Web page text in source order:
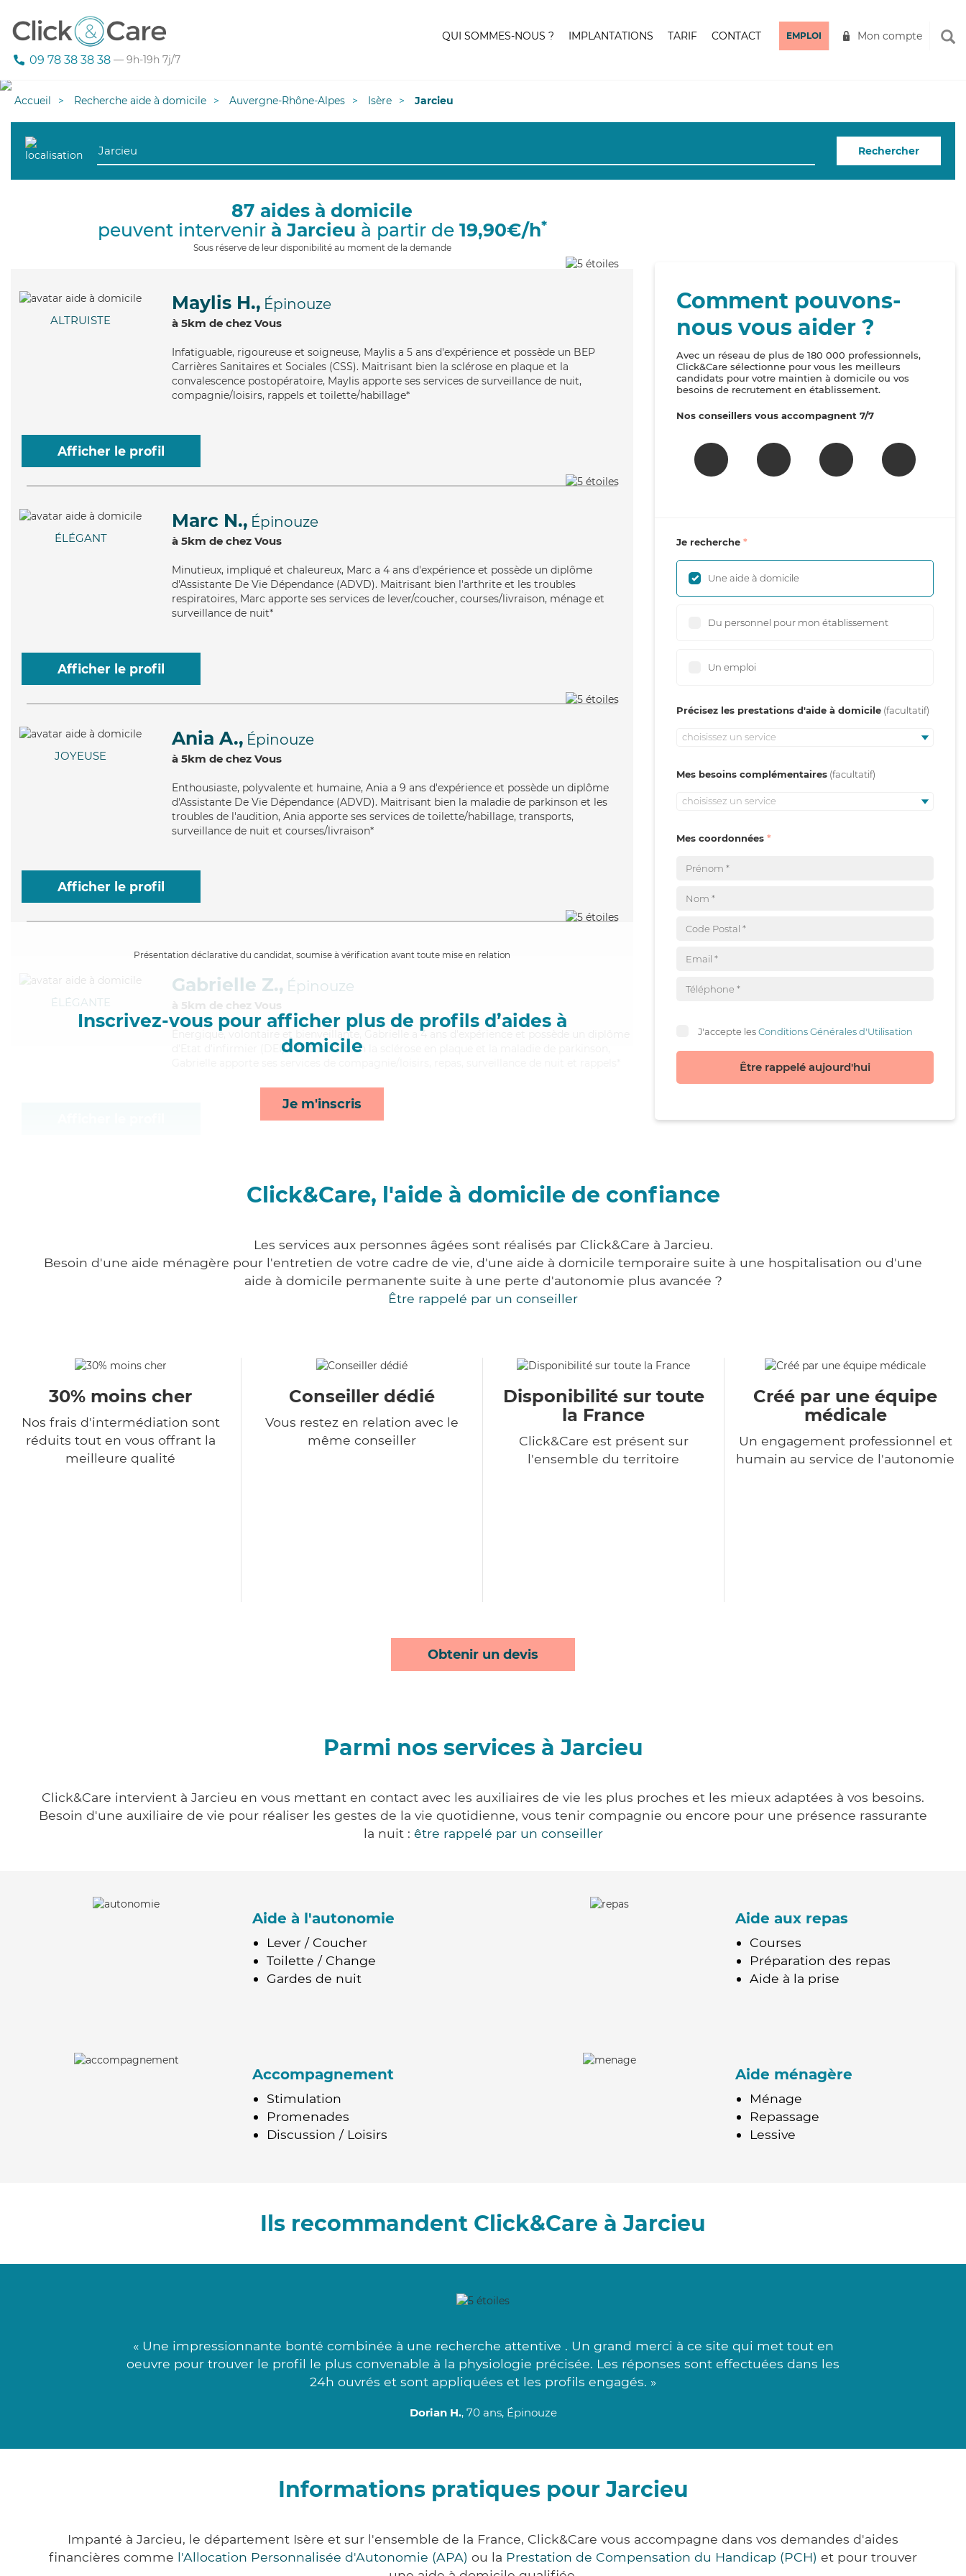
09 78 38 38 38 — 9h-19h 7j/7
QUI SOMMES-NOUS ? IMPLANTATIONS TARIF CONTACT EMPLOI Mon compte
Accueil Recherche aide à domicile Auvergne-Rhône-Alpes Isère Jarcieu
Rechercher
87 aides à domicile
peuvent intervenir à Jarcieu à partir de 19,90€/h*
Sous réserve de leur disponibilité au moment de la demande
ALTRUISTE
Maylis H., Épinouze
à 5km de chez Vous
Infatiguable, rigoureuse et soigneuse, Maylis a 5 ans d'expérience et possède un BEP
Carrières Sanitaires et Sociales (CSS). Maitrisant bien la sclérose en plaque et la
convalescence postopératoire, Maylis apporte ses services de surveillance de nuit,
compagnie/loisirs, rappels et toilette/habillage*
Afficher le profil
ÉLÉGANT
Marc N., Épinouze
à 5km de chez Vous
Minutieux, impliqué et chaleureux, Marc a 4 ans d'expérience et possède un diplôme
d'Assistante De Vie Dépendance (ADVD). Maitrisant bien l'arthrite et les troubles
respiratoires, Marc apporte ses services de lever/coucher, courses/livraison, ménage et
surveillance de nuit*
Afficher le profil
JOYEUSE
Ania A., Épinouze
à 5km de chez Vous
Enthousiaste, polyvalente et humaine, Ania a 9 ans d'expérience et possède un diplôme
d'Assistante De Vie Dépendance (ADVD). Maitrisant bien la maladie de parkinson et les
troubles de l'audition, Ania apporte ses services de toilette/habillage, transports,
surveillance de nuit et courses/livraison*
Afficher le profil
Présentation déclarative du candidat, soumise à vérification avant toute mise en relation
Inscrivez-vous pour afficher plus de profils d’aides à
domicile
Je m'inscris
ÉLÉGANTE
Gabrielle Z., Épinouze
à 5km de chez Vous
Énergique
, volontaire et bienveillante, Gabrielle a 4 ans d'expérience et possède un diplôme
d'Etat d'infirmier (DEI). Maitrisant bien la sclérose en plaque et la maladie de parkinson,
Comment pouvons-
nous vous aider ?
Avec un réseau de plus de 180 000 professionnels,
Click&Care sélectionne pour vous les meilleurs
candidats pour votre maintien à domicile ou vos
besoins de recrutement en établissement.
Nos conseillers vous accompagnent 7/7
Je recherche
Une aide à domicile
Du personnel pour mon établissement
Un emploi
Précisez les prestations d'aide à domicile
choisissez un service
Mes besoins complémentaires
choisissez un service
Mes coordonnées
J'accepte lesConditions Générales d'Utilisation
Être rappelé aujourd'hui
Click&Care, l'aide à domicile de confiance
Les services aux personnes âgées sont réalisés par Click&Care à Jarcieu.
Besoin d'une aide ménagère pour l'entretien de votre cadre de vie, d'une aide à domicile temporaire suite à une hospitalisation ou d'une
aide à domicile permanente suite à une perte d'autonomie plus avancée ?
Être rappelé par un conseiller
30% moins cher
Nos frais d'intermédiation sont
réduits tout en vous offrant la
meilleure qualité
Conseiller dédié
Vous restez en relation avec le
même conseiller
Disponibilité sur toute
la France
Click&Care est présent sur
l'ensemble du territoire
Créé par une équipe
médicale
Un engagement professionnel et
humain au service de l'autonomie
Obtenir un devis
Parmi nos services à Jarcieu
Click&Care intervient à Jarcieu en vous mettant en contact avec les auxiliaires de vie les plus proches et les mieux adaptées à vos besoins.
Besoin d'une auxiliaire de vie pour réaliser les gestes de la vie quotidienne, vous tenir compagnie ou encore pour une présence rassurante
la nuit : être rappelé par un conseiller
Aide à l'autonomie
Lever / Coucher
Toilette / Change
Gardes de nuit
Aide aux repas
Courses
Préparation des repas
Aide à la prise
Accompagnement
Stimulation
Promenades
Discussion / Loisirs
Aide ménagère
Ménage
Repassage
Lessive
Ils recommandent Click&Care à Jarcieu
« Une impressionnante bonté combinée à une recherche attentive . Un grand merci à ce site qui met tout en
oeuvre pour trouver le profil le plus convenable à la physiologie précisée. Les réponses sont effectuées dans les
24h ouvrés et sont appliquées et les profils engagés. »
Dorian H., 70 ans, Épinouze
Informations pratiques pour Jarcieu
Impanté à Jarcieu, le département Isère et sur l'ensemble de la France, Click&Care vous accompagne dans vos demandes d'aides
financières comme l'Allocation Personnalisée d'Autonomie (APA) ou la Prestation de Compensation du Handicap (PCH) et pour trouver